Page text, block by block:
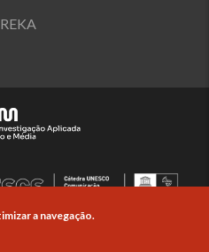
a navegação.